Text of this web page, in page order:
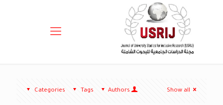
Categories Tags Authors Show all